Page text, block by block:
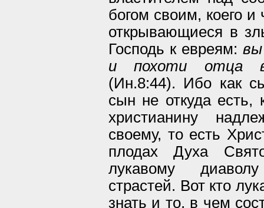
богом своим, коего
открывающиеся в
Господь к евреям: вы
и похоти отца
(Ин.8:44). Ибо как
сын не откуда есть,
христианину
своему, то есть
плодах Духа
лукавому
страстей. Вот кто
знать и то, в чем